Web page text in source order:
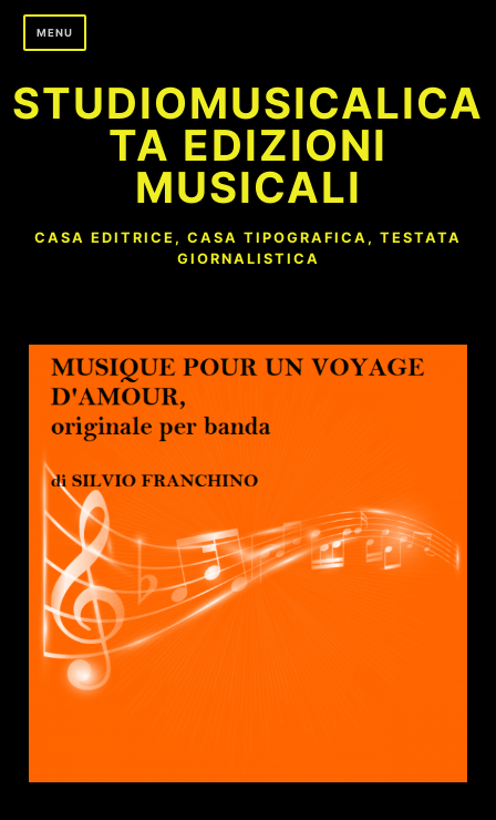
Skip
MENU
STUDIOMUSICALICA
TA EDIZIONI
MUSICALI
CASA EDITRICE, CASA TIPOGRAFICA, TESTATA
GIORNALISTICA